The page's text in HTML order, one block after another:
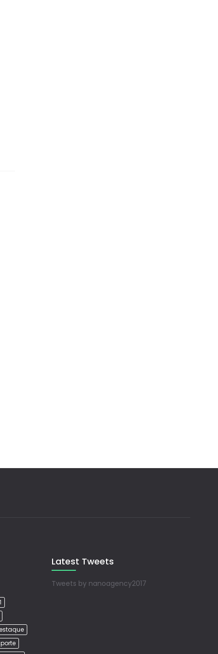
Latest Tweets
Tweets by nanoagency2017